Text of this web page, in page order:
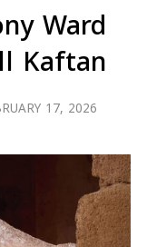
Kaftan الرمضانية 2026
17, 2026